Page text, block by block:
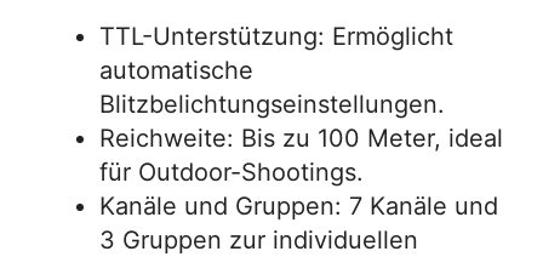
TTL-Unterstützung: Ermöglicht
automatische
Blitzbelichtungseinstellungen.
Reichweite: Bis zu 100 Meter, ideal
für Outdoor-Shootings.
Kanäle und Gruppen: 7 Kanäle und
3 Gruppen zur individuellen